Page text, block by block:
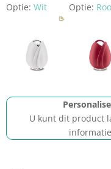
Optie: Wit Optie:
U kunt dit product